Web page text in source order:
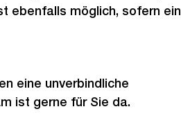
ebenfalls möglich, sofern ein
eine unverbindliche
ist gerne für Sie da.